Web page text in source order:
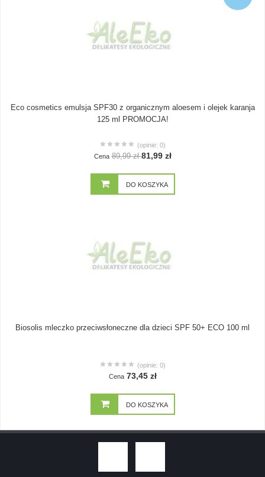
Eco cosmetics emulsja SPF30 z organicznym aloesem i olejek karanja
125 ml PROMOCJA!
(opinie: 0)
Cena 89,99 zł81,99 zł
DO KOSZYKA
Biosolis mleczko przeciwsłoneczne dla dzieci SPF 50+ ECO 100 ml
(opinie: 0)
Cena 73,45 zł
DO KOSZYKA